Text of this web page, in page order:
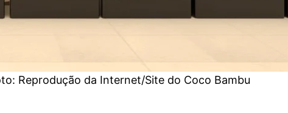
Reprodução da Internet/Site do Coco Bambu